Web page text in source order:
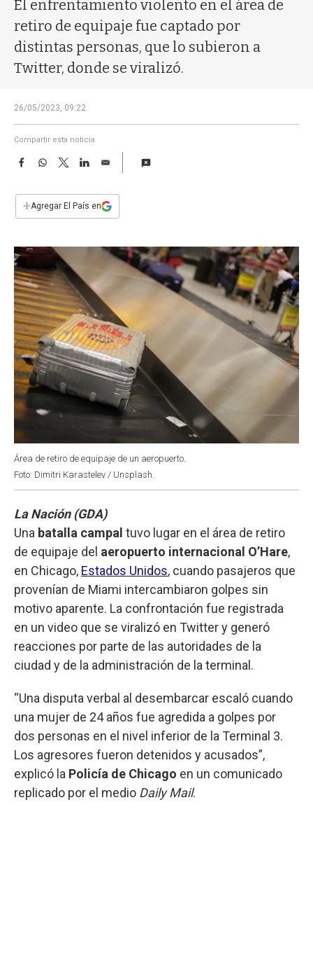
El enfrentamiento violento en el área de
retiro de equipaje fue captado por
distintas personas, que lo subieron a
Twitter, donde se viralizó.
26/05/2023, 09:22
Compartir esta noticia
F
e
b
k
W
s
p
T
w
t
L
E
i
l
+Agregar El País en
Área de retiro de equipaje de un aeropuerto.
Foto: Dimitri Karastelev / Unsplash.
La Nación (GDA)
Una batalla campal tuvo lugar en el área de retiro
de equipaje del aeropuerto internacional O’Hare,
en Chicago, Estados Unidos, cuando pasajeros que
provenían de Miami intercambiaron golpes sin
motivo aparente. La confrontación fue registrada
en un video que se viralizó en Twitter y generó
reacciones por parte de las autoridades de la
ciudad y de la administración de la terminal.
“Una disputa verbal al desembarcar escaló cuando
una mujer de 24 años fue agredida a golpes por
dos personas en el nivel inferior de la Terminal 3.
Los agresores fueron detenidos y acusados”,
explicó la Policía de Chicago en un comunicado
replicado por el medio Daily Mail.